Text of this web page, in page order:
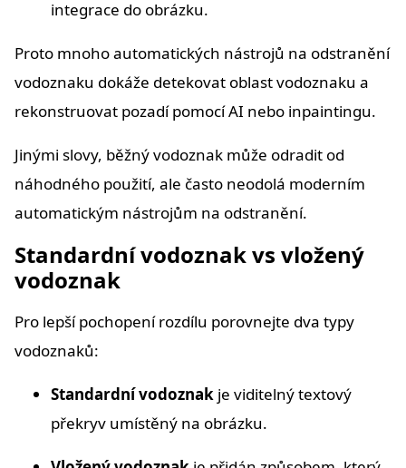
integrace do obrázku.
Proto mnoho automatických nástrojů na odstranění
vodoznaku dokáže detekovat oblast vodoznaku a
rekonstruovat pozadí pomocí AI nebo inpaintingu.
Jinými slovy, běžný vodoznak může odradit od
náhodného použití, ale často neodolá moderním
automatickým nástrojům na odstranění.
Standardní vodoznak vs vložený
vodoznak
Pro lepší pochopení rozdílu porovnejte dva typy
vodoznaků:
Standardní vodoznak je viditelný textový
překryv umístěný na obrázku.